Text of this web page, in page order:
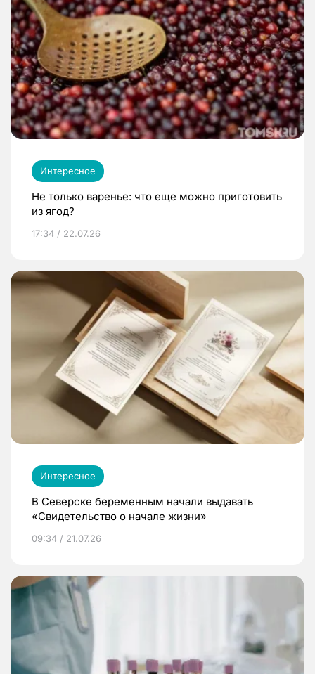
Интересное
Не только варенье: что еще можно приготовить
из ягод?
17:34 / 22.07.26
Интересное
В Северске беременным начали выдавать
«Свидетельство о начале жизни»
09:34 / 21.07.26